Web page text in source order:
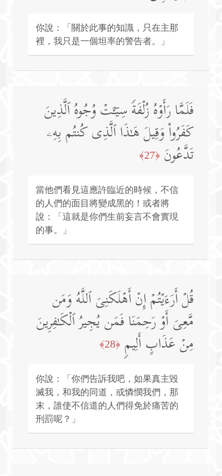
你說：「關於此事的知識，只在主那
裡，我只是一個坦率的警告者。」
فَلَمَّا رَأَوۡهُ زُلۡفَةࣰ سِیۤـَٔتۡ وُجُوهُ ٱلَّذِینَ
كَفَرُوا۟ وَقِیلَ هَـٰذَا ٱلَّذِی كُنتُم بِهِۦ
تَدَّعُونَ ﴿27﴾
當他們看見這應許臨近的時候，不信
的人們的面目將變成黑的！或者將
說：「這就是你們生前妄言不會實現
的事。」
قُلۡ أَرَءَیۡتُمۡ إِنۡ أَهۡلَكَنِیَ ٱللَّهُ وَمَن
مَّعِیَ أَوۡ رَحِمَنَا فَمَن یُجِیرُ ٱلۡكَـٰفِرِینَ
مِنۡ عَذَابٍ أَلِیمࣲ ﴿28﴾
你說：「你們告訴我吧，如果真主毀
滅我，和我的同道，或憐憫我們，那
末，誰使不信道的人們得免於痛苦的
刑罰呢？」